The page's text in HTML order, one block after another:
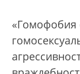
«Гомофобия